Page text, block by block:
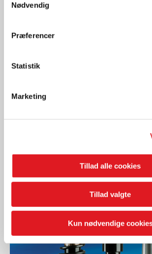
Nødvendig
Præferencer
Statistik
Marketing
Tillad alle cookies
Tillad valgte
Kun nødvendige
Reservedele